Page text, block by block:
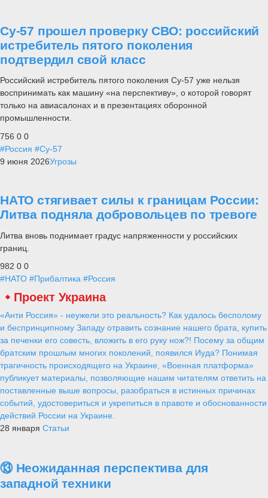
Су-57 прошел проверку СВО: российский
истребитель пятого поколения
подтвердил свой класс
Российский истребитель пятого поколения Су-57 уже нельзя
воспринимать как машину «на перспективу», о которой говорят
только на авиасалонах и в презентациях оборонной
промышленности.
756 0 0
#Россия #Су-57
9 июня 2026Угрозы
НАТО стягивает силы к границам России:
Литва подняла добровольцев по тревоге
Литва вновь поднимает градус напряженности у российских
границ.
982 0 0
#НАТО #Прибалтика #Россия
Проект Украина
«Анти Россия» - неужели это реальность? Как удалось бесполому
и беспринципному Западу отравить сознание нашего брата, купить
за печенки его совесть, вложить в его руку нож?! Посему за общим
братским прошлым многих поколений, появился Иуда? Понимая
трагичность происходящего на Украине, «Военная платформа»
публикует материалы, позволяющие нашим читателям ответить на
поставленные выше вопросы, разобраться в истинных причинах
событий, удостовериться и укрепиться в правоте и обоснованности
действий России на Украине.
28 января Статьи
⑬ Неожиданная перспектива для
западной техники